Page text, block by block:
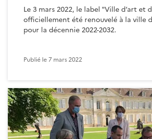
Le 3 mars 2022, le label "Ville d’art et
officiellement été renouvelé à la ville
pour la décennie 2022-2032.
Publié le7 mars 2022